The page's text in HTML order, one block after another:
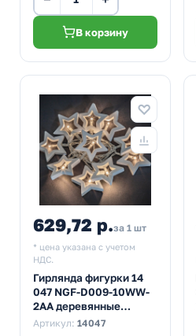
В корзину
629,72 р.за 1 шт
* цена указана с учетом
НДС.
Гирлянда фигурки 14
047 NGF-D009-10WW-
2AA деревянные
звездочки постоянное
Артикул: 14047